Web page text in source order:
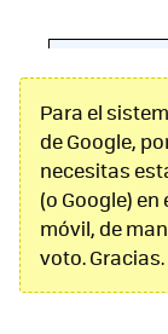
Para el
de Google,
necesitas
(o Google)
móvil, de
voto. Gracias.